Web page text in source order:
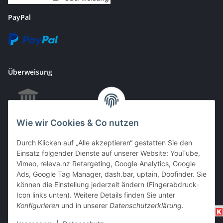
Wie wir Cookies & Co nutzen
Durch Klicken auf „Alle akzeptieren“ gestatten Sie den
Einsatz folgender Dienste auf unserer Website: YouTube,
Vimeo, releva.nz Retargeting, Google Analytics, Google
Ads, Google Tag Manager, dash.bar, uptain, Doofinder. Sie
können die Einstellung jederzeit ändern (Fingerabdruck-
Icon links unten). Weitere Details finden Sie unter
Konfigurieren und in unserer Datenschutzerklärung.
PayPal
Überweisung
EC & Kreditkartenzahlung bei Abholung
Barzahlung bei Abholung